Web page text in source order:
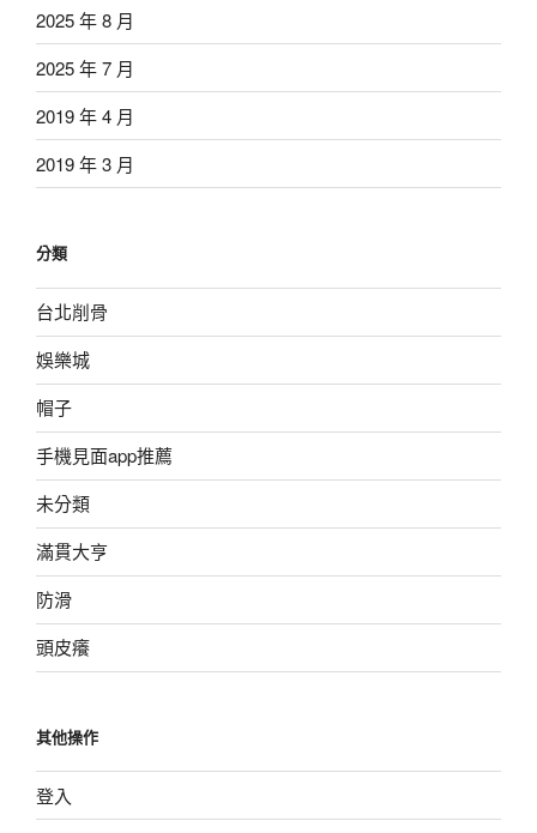
2025 年 8 月
2025 年 7 月
2019 年 4 月
2019 年 3 月
分類
台北削骨
娛樂城
帽子
手機見面app推薦
未分類
滿貫大亨
防滑
頭皮癢
其他操作
登入